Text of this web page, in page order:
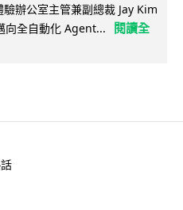
辦公室主管兼副總裁 Jay Kim
向全自動化 Agent...
閱讀全